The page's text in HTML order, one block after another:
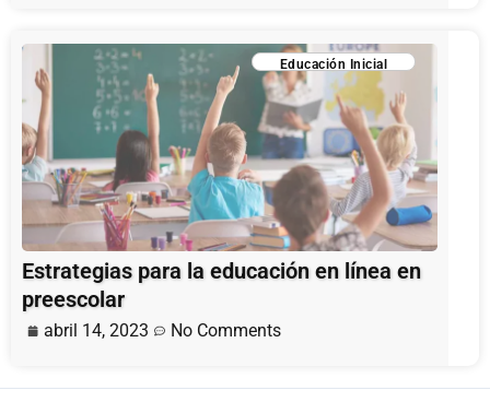
Educación Inicial
Estrategias para la educación en línea en
preescolar
abril 14, 2023 No Comments